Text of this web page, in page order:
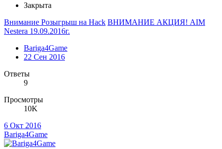
Закрыта
Внимание Розыгрыш на Hack ВНИМАНИЕ АКЦИЯ! AIM
Nestera 19.09.2016г.
Bariga4Game
22 Сен 2016
Ответы
9
Просмотры
10K
6 Окт 2016
Bariga4Game